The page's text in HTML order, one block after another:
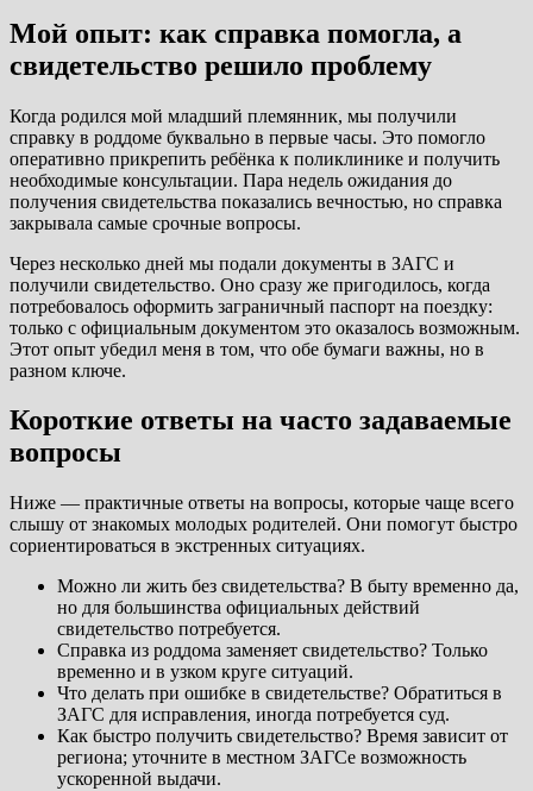
Мой опыт: как справка помогла, а
свидетельство решило проблему
Когда родился мой младший племянник, мы получили
справку в роддоме буквально в первые часы. Это помогло
оперативно прикрепить ребёнка к поликлинике и получить
необходимые консультации. Пара недель ожидания до
получения свидетельства показались вечностью, но справка
закрывала самые срочные вопросы.
Через несколько дней мы подали документы в ЗАГС и
получили свидетельство. Оно сразу же пригодилось, когда
потребовалось оформить заграничный паспорт на поездку:
только с официальным документом это оказалось возможным.
Этот опыт убедил меня в том, что обе бумаги важны, но в
разном ключе.
Короткие ответы на часто задаваемые
вопросы
Ниже — практичные ответы на вопросы, которые чаще всего
слышу от знакомых молодых родителей. Они помогут быстро
сориентироваться в экстренных ситуациях.
Можно ли жить без свидетельства? В быту временно да,
но для большинства официальных действий
свидетельство потребуется.
Справка из роддома заменяет свидетельство? Только
временно и в узком круге ситуаций.
Что делать при ошибке в свидетельстве? Обратиться в
ЗАГС для исправления, иногда потребуется суд.
Как быстро получить свидетельство? Время зависит от
региона; уточните в местном ЗАГСе возможность
ускоренной выдачи.